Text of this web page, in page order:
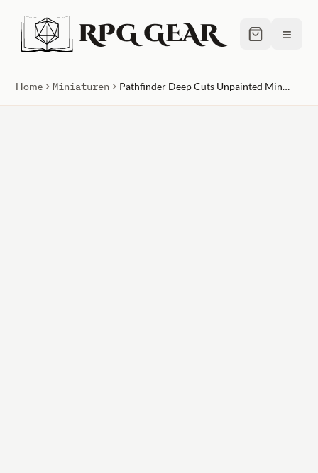
RPG GEAR ≡
Home Miniaturen Pathfinder Deep Cuts Unpainted Miniatures Elf Female Rogue